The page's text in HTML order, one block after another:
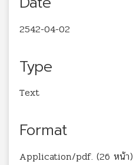
2542-04-02
Type
Text
Format
Application/pdf. (26 หน้า)